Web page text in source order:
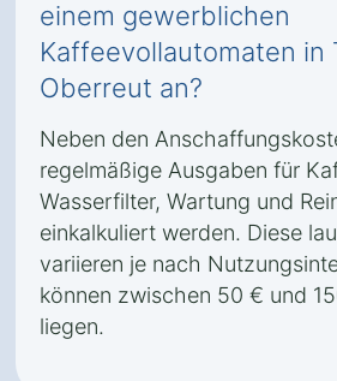
einem gewerblichen
Kaffeevollautomaten in
Oberreut an?
Neben den
regelmäßige Ausgaben für
Wasserfilter, Wartung und
einkalkuliert werden. Diese
variieren je nach
können zwischen 50 € und
liegen.